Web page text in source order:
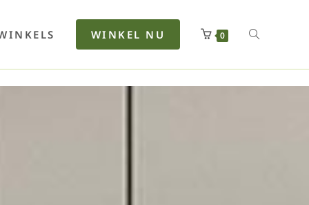
WINKEL NU 0